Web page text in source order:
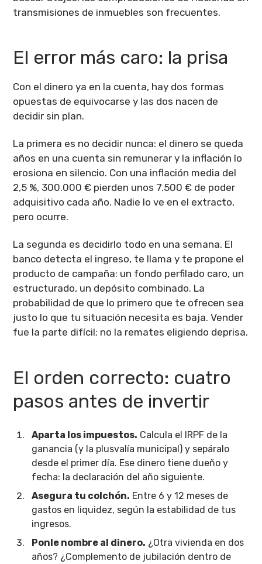
transmisiones de inmuebles son frecuentes.
El error más caro: la prisa
Con el dinero ya en la cuenta, hay dos formas
opuestas de equivocarse y las dos nacen de
decidir sin plan.
La primera es no decidir nunca: el dinero se queda
años en una cuenta sin remunerar y la inflación lo
erosiona en silencio. Con una inflación media del
2,5 %, 300.000 € pierden unos 7.500 € de poder
adquisitivo cada año. Nadie lo ve en el extracto,
pero ocurre.
La segunda es decidirlo todo en una semana. El
banco detecta el ingreso, te llama y te propone el
producto de campaña: un fondo perfilado caro, un
estructurado, un depósito combinado. La
probabilidad de que lo primero que te ofrecen sea
justo lo que tu situación necesita es baja. Vender
fue la parte difícil; no la remates eligiendo deprisa.
El orden correcto: cuatro
pasos antes de invertir
Aparta los impuestos. Calcula el IRPF de la
ganancia (y la plusvalía municipal) y sepáralo
desde el primer día. Ese dinero tiene dueño y
fecha: la declaración del año siguiente.
Asegura tu colchón. Entre 6 y 12 meses de
gastos en liquidez, según la estabilidad de tus
ingresos.
Ponle nombre al dinero. ¿Otra vivienda en dos
años? ¿Complemento de jubilación dentro de